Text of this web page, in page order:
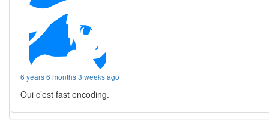
6 years 6 months 3 weeks ago
Oui c’est fast encoding.